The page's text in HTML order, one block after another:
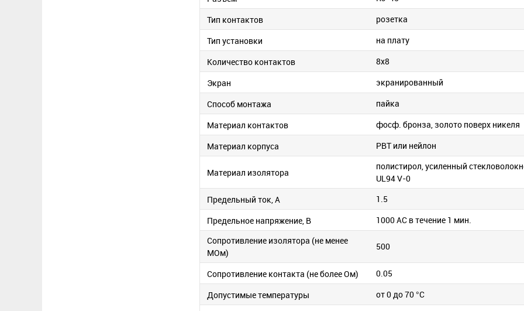
Тип контактов
розетка
Тип установки
на плату
Количество контактов
8х8
Экран
экранированный
Способ монтажа
пайка
Материал контактов
фосф. бронза, золото поверх никеля
Материал корпуса
PBT или нейлон
Материал изолятора
полистирол, усиленный
UL94 V-0
Предельный ток, А
1.5
Предельное напряжение, В
1000 АС в течение 1 мин.
Сопротивление изолятора (не менее
МОм)
500
Сопротивление контакта (не более Ом)
0.05
Допустимые температуры
от 0 до 70 °C